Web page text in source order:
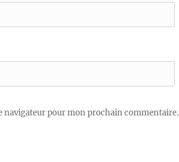
pour mon prochain commentaire.